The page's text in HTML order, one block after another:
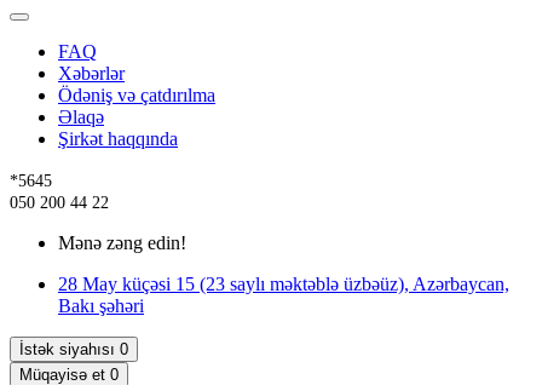
FAQ
Xəbərlər
Ödəniş və çatdırılma
Əlaqə
Şirkət haqqında
*5645
050 200 44 22
Mənə zəng edin!
28 May küçəsi 15 (23 saylı məktəblə üzbəüz), Azərbaycan,
Bakı şəhəri
İstək siyahısı 0
Müqayisə et 0